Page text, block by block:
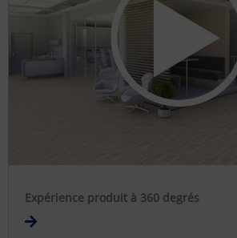
Expérience produit à 360 degrés